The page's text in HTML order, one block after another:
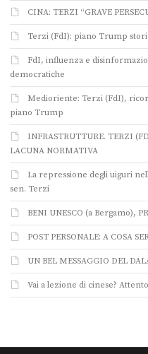
CINA: TERZI “GRAVE
Terzi (FdI): piano Trump
FdI, influenza e
democratiche
Medioriente: Terzi (FdI),
piano Trump
INFRASTRUTTURE. TERZI
LACUNA NORMATIVA
La repressione degli uiguri
sen. Terzi
BENI UNESCO (a Bergamo),
POST PERSONALE: A COSA
UN BEL MESSAGGIO DEL
Vai a lezione di cinese?